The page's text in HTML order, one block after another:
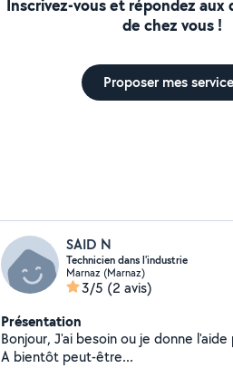
Inscrivez-vous et répondez aux
de chez vous !
Proposer mes
SAID N
Technicien dans l'industrie
Marnaz (Marnaz)
3/5 (2 avis)
Présentation
Bonjour, J'ai besoin ou je donne l'aide ponctuellement.
A bientôt peut-être...